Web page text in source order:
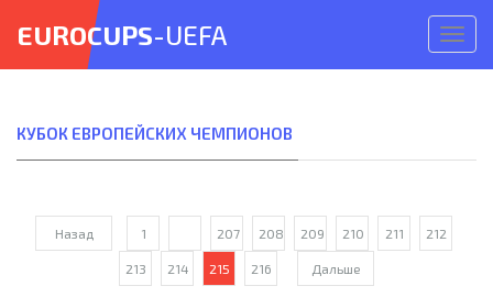
меню
EUROCUPS-UEFA
КУБОК ЕВРОПЕЙСКИХ ЧЕМПИОНОВ
Назад 1 207 208 209 210 211 212
213 214 215 216 Дальше